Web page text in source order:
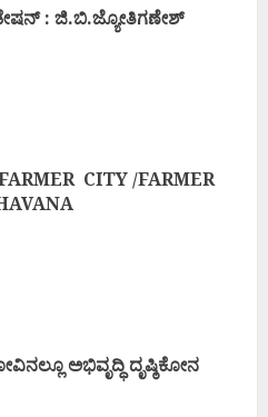
: ಜಿ.ಬಿ.ಜ್ಯೋತಿಗಣೇಶ್
CITY /FARMER
ಅಭಿವೃದ್ಧಿ ದೃಷ್ಠಿಕೋನ